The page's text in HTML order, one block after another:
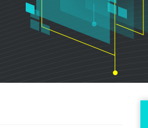
大数据营销
低成本有效采集、分析、应用海量营销
数据，降 低20%的人工成本，做到精准